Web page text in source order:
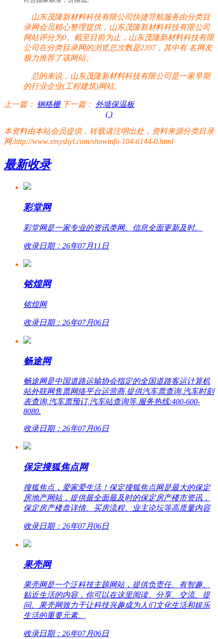
山东茂隆新材料科技有限公司快捷导航服务由分类目
录网会员精心整理提供，山东茂隆新材料科技有限公司
网站评分为0。截至目前为止，山东茂隆新材料科技有限
公司在分类目录网的浏览总次数是2397，其中有名网友
极力推荐了该网站。
总的来说，山东茂隆新材料科技有限公司是一家早期
的行业企业(工程建筑)网站。
上一篇： 钢格栅 下一篇： 外墙保温板
( )
本资料由本站会员提供，转载请注明出处，资料来源分类目录
网:http://www.xmyshyl.com/showinfo-104-6144-0.html
最新收录
彩堂网
彩堂网是一家专业的资讯类网。信息全面更新及时。
收录日期：26年07月11日
铭煌网
铭煌网
收录日期：26年07月06日
畅途网
畅途网是中国道路运输协会指定的全国道路客运计算机
站外联网售票网络平台运营商,提供汽车票查询,汽车时刻
表查询,汽车票预订,汽车站查询等.服务热线:400-600-
8080.
收录日期：26年07月06日
保定搜狐焦点网
搜狐焦点，爱家爱生活！保定搜狐焦点网是最大的保定
房地产网站，提供最全面最及时的保定房产楼市资讯，
保定房产楼盘详情、买房流程、业主论坛等高质量内容
收录日期：26年07月06日
果壳网
果壳网是一个泛科技主题网站，提供负责任、有智趣、
贴近生活的内容，你可以在这里阅读、分享、交流、提
问。果壳网致力于让科技兴趣成为人们文化生活和娱乐
生活的重要元素。
收录日期：26年07月06日